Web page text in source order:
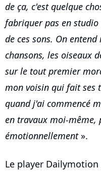
de ça, c'est quelque
fabriquer pas en
de ces sons. On
chansons, les oiseaux
sur le tout premier
mon voisin qui fait ses
quand j'ai commencé
en travaux moi-même,
émotionnellement».
Le player